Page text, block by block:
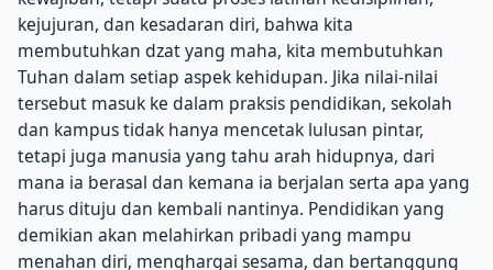
kejujuran, dan kesadaran diri, bahwa kita
membutuhkan dzat yang maha, kita membutuhkan
Tuhan dalam setiap aspek kehidupan. Jika nilai-nilai
tersebut masuk ke dalam praksis pendidikan, sekolah
dan kampus tidak hanya mencetak lulusan pintar,
tetapi juga manusia yang tahu arah hidupnya, dari
mana ia berasal dan kemana ia berjalan serta apa yang
harus dituju dan kembali nantinya. Pendidikan yang
demikian akan melahirkan pribadi yang mampu
menahan diri, menghargai sesama, dan bertanggung